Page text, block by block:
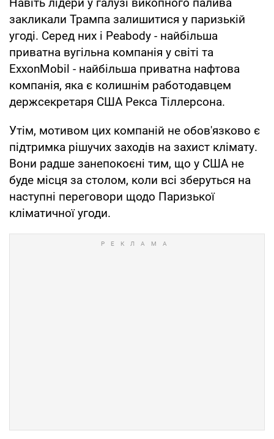
закликали Трампа залишитися у паризькій
угоді. Серед них і Peabody - найбільша
приватна вугільна компанія у світі та
ExxonMobil - найбільша приватна нафтова
компанія, яка є колишнім работодавцем
держсекретаря США Рекса Тіллерсона.
Утім, мотивом цих компаній не обов'язково є
підтримка рішучих заходів на захист клімату.
Вони радше занепокоєні тим, що у США не
буде місця за столом, коли всі зберуться на
наступні переговори щодо Паризької
кліматичної угоди.